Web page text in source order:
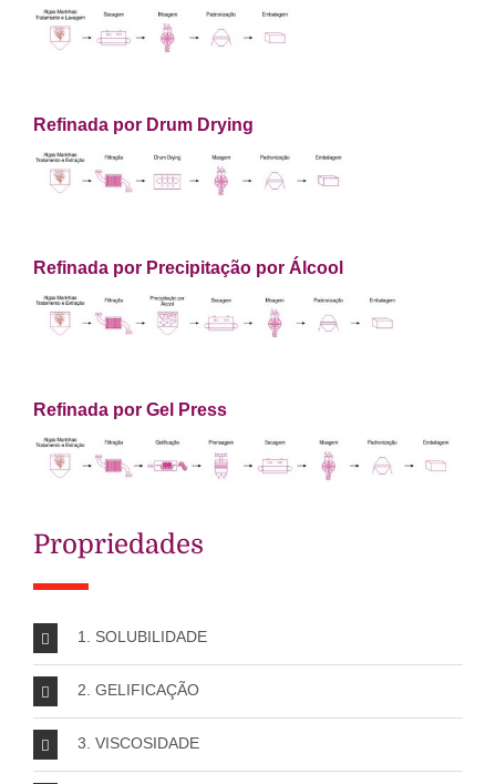
Refinada por Drum Drying
Refinada por Precipitação por Álcool
Refinada por Gel Press
Propriedades
1. SOLUBILIDADE
2. GELIFICAÇÃO
3. VISCOSIDADE